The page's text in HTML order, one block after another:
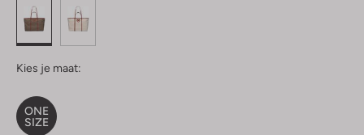
Kies je maat:
ONE
SIZE